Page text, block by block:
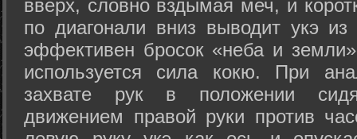
вверх, словно вздымая меч, и
по диагонали вниз выводит укэ
эффективен бросок «неба и
используется сила кокю. При
захвате рук в положении
движением правой руки против